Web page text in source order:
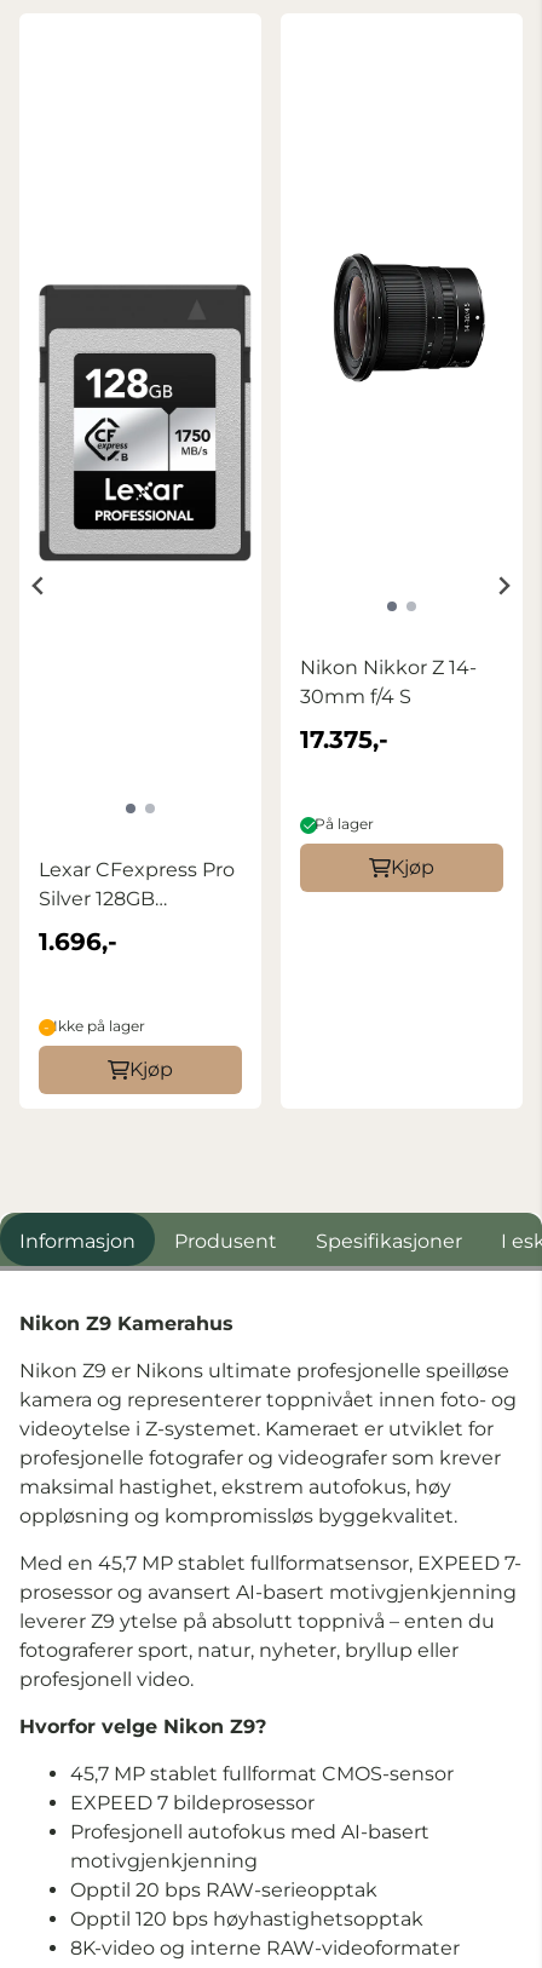
Lexar CFexpress Pro
Silver 128GB
R1750/W1300
1.696,-
Ikke på lager
Kjøp
Nikon Nikkor Z 14-
30mm f/4 S
17.375,-
På lager
Kjøp
Informasjon Produsent Spesifikasjoner I
Nikon Z9 Kamerahus
Nikon Z9 er Nikons ultimate profesjonelle speilløse
kamera og representerer toppnivået innen foto- og
videoytelse i Z-systemet. Kameraet er utviklet for
profesjonelle fotografer og videografer som krever
maksimal hastighet, ekstrem autofokus, høy
oppløsning og kompromissløs byggekvalitet.
Med en 45,7 MP stablet fullformatsensor, EXPEED 7-
prosessor og avansert AI-basert motivgjenkjenning
leverer Z9 ytelse på absolutt toppnivå – enten du
fotograferer sport, natur, nyheter, bryllup eller
profesjonell video.
Hvorfor velge Nikon Z9?
45,7 MP stablet fullformat CMOS-sensor
EXPEED 7 bildeprosessor
Profesjonell autofokus med AI-basert
motivgjenkjenning
Opptil 20 bps RAW-serieopptak
Opptil 120 bps høyhastighetsopptak
8K-video og interne RAW-videoformater